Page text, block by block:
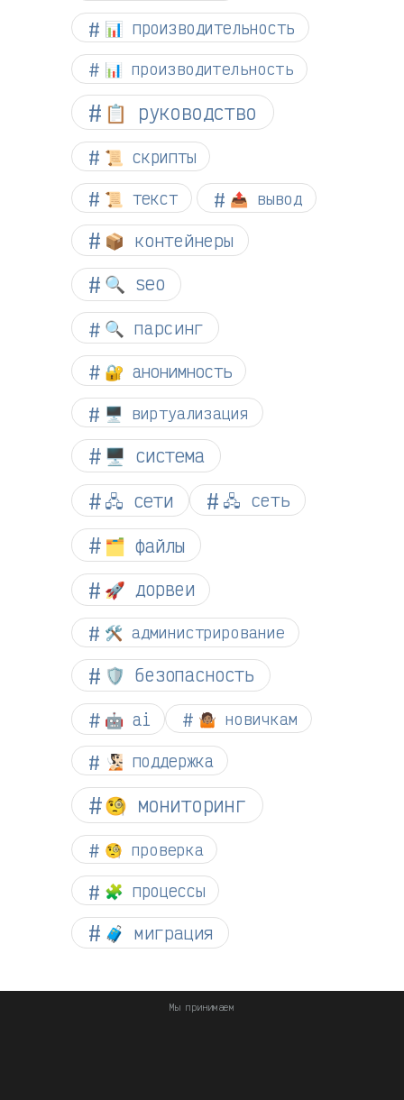
📊 производительность
📊 производительность
📋 руководство
📜 скрипты
📜 текст 📤 вывод
📦 контейнеры
🔍 seo
🔍 парсинг
🔐 анонимность
🖥️ виртуализация
🖥️ система
🖧 сети
🖧 сеть
🗂️ файлы
🚀 дорвеи
🛠️ администрирование
🛡️ безопасность
🤖 ai 🤷🏽 новичкам
🧏🏻 поддержка
🧐 мониторинг
🧐 проверка
🧩 процессы
🧳 миграция
Мы принимаем